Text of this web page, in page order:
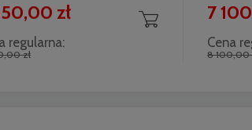
zł
regularna:
zł
7
Cena
8 100,00